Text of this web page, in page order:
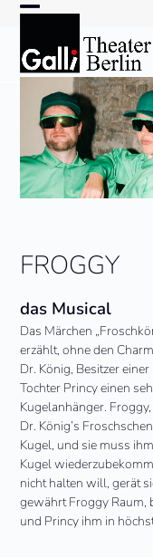
mobile
menu
mobile
menu
FROGGY
das Musical
Das Märchen
erzählt, ohne den
Dr. König, Besitzer
Tochter Princy einen
Kugelanhänger.
Dr. König’s
Kugel, und sie muss
Kugel
nicht halten will, gerät
gewährt Froggy Raum,
und Princy ihm in